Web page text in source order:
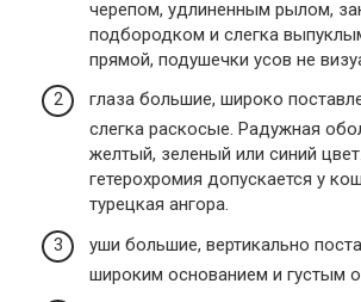
черепом, удлиненным рылом,
подбородком и слегка
прямой, подушечки усов не
глаза большие, широко
слегка раскосые. Радужная
желтый, зеленый или синий
гетерохромия допускается у
турецкая ангора.
уши большие, вертикально
широким основанием и густым